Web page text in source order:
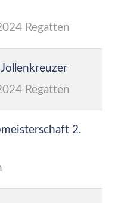
Regatten
Regatten
2.